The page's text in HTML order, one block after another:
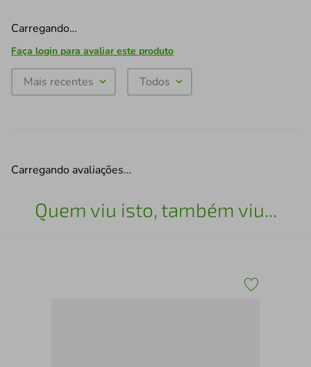
Carregando…
Faça login para avaliar este produto
Mais recentes Todos
Carregando avaliações…
Quem viu isto, também viu...